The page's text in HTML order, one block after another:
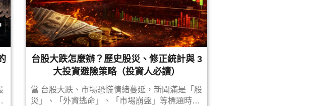
台股大跌怎麼辦？歷史股災、修正統計與 3
大投資避險策略（投資人必讀）
當 台股大跌、市場恐慌情緒蔓延，新聞滿是「股
災」、「外資逃命」、「市場崩盤」等標題時，